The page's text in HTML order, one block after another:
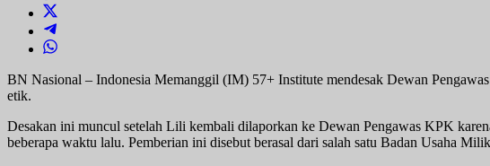
BN Nasional – Indonesia Memanggil (IM) 57+ Institute mendesak Dewan
etik.
Desakan ini muncul setelah Lili kembali dilaporkan ke Dewan Pengawas KPK
beberapa waktu lalu. Pemberian ini disebut berasal dari salah satu Badan Usaha